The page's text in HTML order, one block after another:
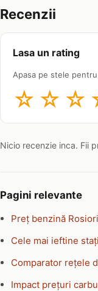
Recenzii
Lasa un rating
Apasa pe stele
☆ ☆ ☆
Nicio recenzie inca. Fii
Pagini relevante
Preț benzină
Cele mai ieftine
Comparator rețele
Impact prețuri